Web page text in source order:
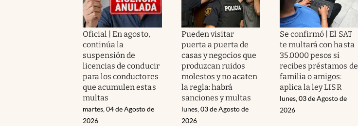
Oficial | En agosto,
continúa la
suspensión de
licencias de conducir
para los conductores
que acumulen estas
multas
martes, 04 de Agosto de
2026
Pueden visitar
puerta a puerta de
casas y negocios que
produzcan ruidos
molestos y no acaten
la regla: habrá
sanciones y multas
lunes, 03 de Agosto de
2026
Se confirmó | El SAT
te multará con hasta
35.0000 pesos si
recibes préstamos de
familia o amigos:
aplica la ley LISR
lunes, 03 de Agosto de
2026